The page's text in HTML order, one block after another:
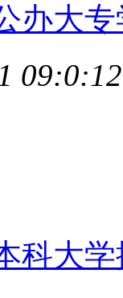
办大
09:0:12
科大